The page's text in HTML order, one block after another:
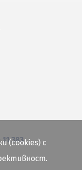
383
(cookies) с